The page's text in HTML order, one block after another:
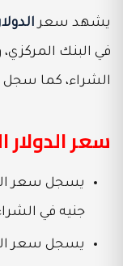
يشهد سعر
الشراء، كما سجل 30.7549 مصري، في البيع.
سعر الدولار
جنيه في الشراء، 30.770 جنيه في